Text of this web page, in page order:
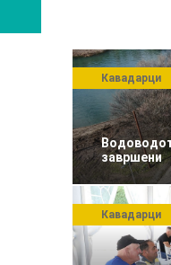
завршени
Кавадарци
Кавадарци